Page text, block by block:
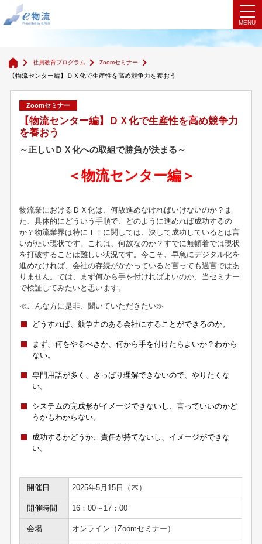
Zoomセミナー
社員教育プログラム Zoomセミナー
【物流センター編】ＤＸ化で生産性を高め競争力を養おう
Zoomセミナー
【物流センター編】ＤＸ化で生産性を高め競争力
を養おう
～正しいＤＸ化への取組で勝負が決まる～
＜物流センター編＞
物流業におけるＤＸ化は、何故進めなければいけないのか？ま
た、具体的にどういう手順で、どのように進めれば成功するの
か？物流業界は特にＩＴに関しては、決して成功しているとは言
いがたい現状です。これは、何故なのか？すでに無頓着では現状
を打破することは難しい状況です。今こそ、早急にデジタル化を
進めなければ、会社の存続がかかっていると言っても過言ではあ
りません。では、まず何から手を付ければよいのか、当セミナー
で検証してみたいと思います。
≪こんな方に是非、聞いていただきたい≫
どうすれば、競争力のある会社にすることができるのか。
まず、何をやるべきか、何から手を付けたらよいか？わから
ない。
専門用語が多く、さっぱり理解できないので、やりたくな
い。
システムの完成形がイメージできないし、言っていいのかど
うかもわからない。
成功するかどうか、責任が持てないし、イメージができな
い。
開催日 2025年5月15日（木）
開催時間 16：00～17：00
会場 オンライン（Zoomセミナー）